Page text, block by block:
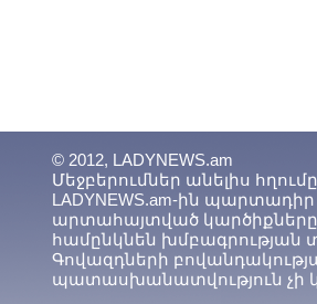
© 2012, LADYNEWS.am
Մեջբերումներ անելիս հղումը
LADYNEWS.am-ին պարտադիր
արտահայտված
համընկնեն խմբագրության
Գովազդների
պատասխանատվություն չի